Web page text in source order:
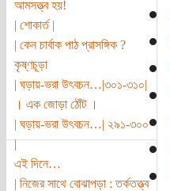
আমসত্ত্ব হয়!
| শোকার্ত |
| কেন চার্বাক পাঠ প্রাসঙ্গিক ?
কৃষ্ণচূড়া
| ঘড়ায়-ভরা উৎবচন…|৩০১-৩১০|
। এক জোড়া ঠোঁট ।
| ঘড়ায়-ভরা উৎবচন…| ২৯১-৩০০
|
এই দিনে…
| নিজের সাথে বোঝাপড়া : তর্কতত্ত্ব